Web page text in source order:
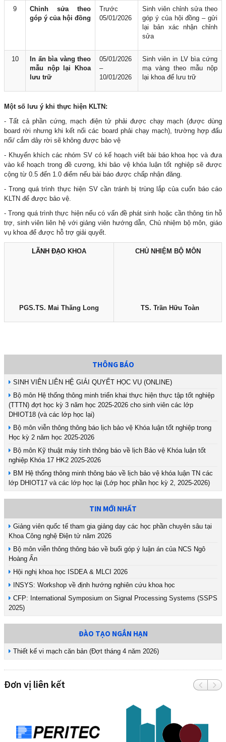
9
Chỉnh sửa theo
góp ý của hội đồng
Trước
05/01/2026
Sinh viên chỉnh sửa theo
góp ý của hội đồng – gửi
lại bản xác nhận chỉnh
sửa
10
In ấn bìa vàng theo
mẫu nộp lại Khoa
lưu trữ
05/01/2026
–
10/01/2026
Sinh viên in LV bìa cứng
mạ vàng theo mẫu nộp
lại khoa để lưu trữ
Một số lưu ý khi thực hiện KLTN:
- Tất cả phần cứng, mạch điện tử phải được chạy mạch (được dùng
board rời nhưng khi kết nối các board phải chạy mạch), trường hợp đấu
nối/ cắm dây rời sẽ không được bảo vệ
- Khuyến khích các nhóm SV có kế hoạch viết bài báo khoa học và đưa
vào kế hoạch trong đề cương, khi bảo vệ khóa luận tốt nghiệp sẽ được
cộng từ 0.5 đến 1.0 điểm nếu bài báo được chấp nhận đăng.
- Trong quá trình thực hiện SV cần tránh bị trùng lắp của cuốn báo cáo
KLTN để được bảo vệ.
- Trong quá trình thực hiện nếu có vấn đề phát sinh hoặc cần thông tin hỗ
trợ, sinh viên liên hệ với giảng viên hướng dẫn, Chủ nhiệm bộ môn, giáo
vụ khoa để được hỗ trợ giải quyết.
LÃNH ĐẠO KHOA
PGS.TS. Mai Thăng Long
CHỦ NHIỆM BỘ MÔN
TS. Trần Hữu Toàn
THÔNG BÁO
SINH VIÊN LIÊN HỆ GIẢI QUYẾT HỌC VỤ (ONLINE)
Bộ môn Hệ thống thông minh triển khai thực hiện thực tập tốt nghiệp
(TTTN) đợt học kỳ 3 năm học 2025-2026 cho sinh viên các lớp
DHIOT18 (và các lớp học lại)
Bộ môn viễn thông thông báo lịch bảo vệ Khóa luận tốt nghiệp trong
Học kỳ 2 năm học 2025-2026
Bộ môn Kỹ thuật máy tính thông báo về lịch Bảo vệ Khóa luận tốt
nghiệp Khóa 17 HK2 2025-2026
BM Hệ thống thông minh thông báo về lịch bảo vệ khóa luận TN các
lớp DHIOT17 và các lớp học lại (Lớp học phần học kỳ 2, 2025-2026)
TIN MỚI NHẤT
Giảng viên quốc tế tham gia giảng dạy các học phần chuyên sâu tại
Khoa Công nghệ Điện tử năm 2026
Bộ môn viễn thông thông báo về buổi góp ý luận án của NCS Ngô
Hoàng Ấn
Hội nghị khoa học ISDEA & MLCI 2026
INSYS: Workshop về định hướng nghiên cứu khoa học
CFP: International Symposium on Signal Processing Systems (SSPS
2025)
ĐÀO TẠO NGẮN HẠN
Thiết kế vi mạch căn bản (Đợt tháng 4 năm 2026)
Đơn vị liên kết